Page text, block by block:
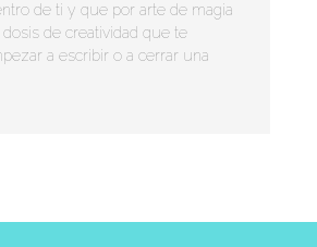
de ti y que por arte de magia
de creatividad que te
a escribir o a cerrar una